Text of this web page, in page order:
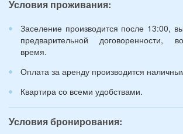
лет):
Условия проживания:
Заселение производится после 13:00,
предварительной договоренности,
время.
Оплата за аренду производится
Квартира со всеми удобствами.
Условия бронирования: